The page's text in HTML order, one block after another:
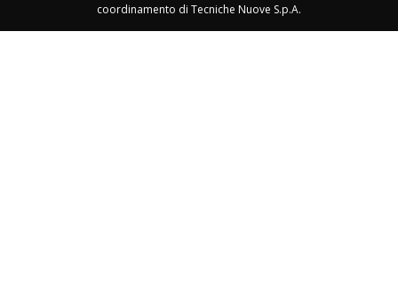
coordinamento di Tecniche Nuove S.p.A.